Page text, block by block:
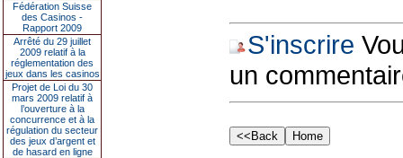
Fédération Suisse
des Casinos -
Rapport 2009
Arrêté du 29 juillet
2009 relatif à la
réglementation des
jeux dans les casinos
Projet de Loi du 30
mars 2009 relatif à
l’ouverture à la
concurrence et à la
régulation du secteur
des jeux d’argent et
de hasard en ligne
S'inscrire
un